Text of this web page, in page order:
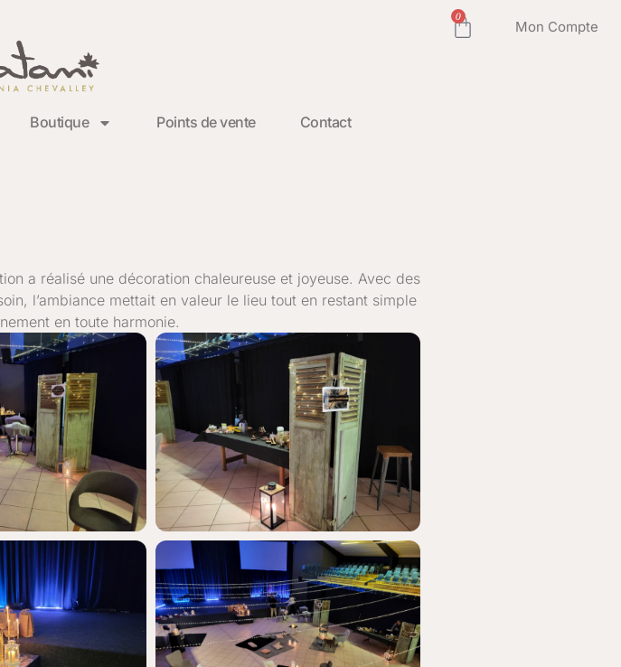
Boutique Points de vente Contact
Mon Compte
0
a réalisé une décoration chaleureuse et joyeuse. Avec des
l’ambiance mettait en valeur le lieu tout en restant simple
en toute harmonie.